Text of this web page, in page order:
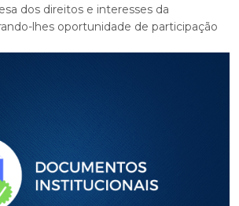
dos direitos e interesses da
lhes oportunidade de participação